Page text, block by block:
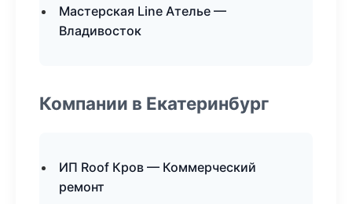
Мастерская Line Ателье —
Владивосток
Компании в Екатеринбург
ИП Roof Кров — Коммерческий
ремонт